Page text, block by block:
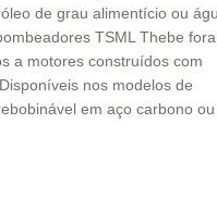
de grau alimentício ou
TSML Thebe
a motores construídos com
nos modelos de
em aço carbono ou